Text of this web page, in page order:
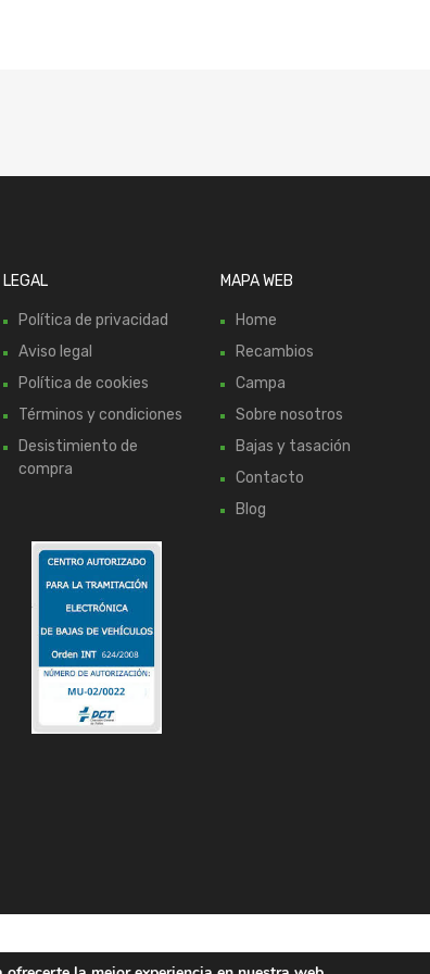
LEGAL
Política de privacidad
Aviso legal
Política de cookies
Términos y condiciones
Desistimiento de
compra
MAPA WEB
Home
Recambios
Campa
Sobre nosotros
Bajas y tasación
Contacto
Blog